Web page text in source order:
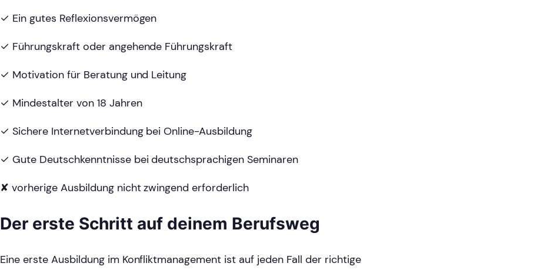
✓ Ein gutes Reflexionsvermögen
✓ Führungskraft oder angehende Führungskraft
✓ Motivation für Beratung und Leitung
✓ Mindestalter von 18 Jahren
✓ Sichere Internetverbindung bei Online-Ausbildung
✓ Gute Deutschkenntnisse bei deutschsprachigen Seminaren
✘ vorherige Ausbildung nicht zwingend erforderlich
Der erste Schritt auf deinem Berufsweg
Eine erste Ausbildung im Konfliktmanagement ist auf jeden Fall der richtige